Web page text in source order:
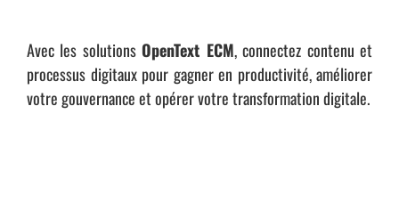
Avec les solutionsOpenText ECM, connectez contenu et
processus digitaux pour gagner en productivité, améliorer
votre gouvernance et opérer votre transformation digitale.